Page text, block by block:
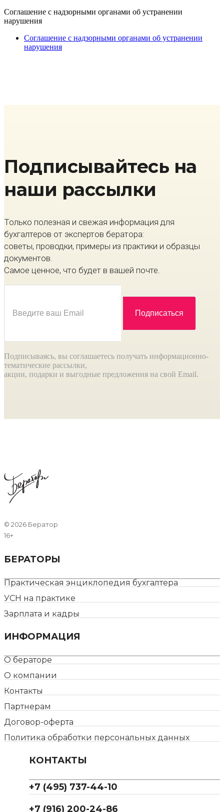
Cоглашение с надзорными органами об устранении
нарушения
Cоглашение с надзорными органами об устранении
нарушения
Подписывайтесь на
наши рассылки
Только полезная и свежая информация для
бухгалтеров от экспертов бератора:
советы, проводки, примеры из практики и образцы
документов.
Самое ценное, что будет в вашей почте.
Подписываясь, вы соглашаетесь получать информационно-
тематические рассылки,
акции, подарки и выгодные предложения на свой Email.
© 2026 Бератор
16+
БЕРАТОРЫ
Практическая энциклопедия бухгалтера
УСН на практике
Зарплата и кадры
ИНФОРМАЦИЯ
О бераторе
О компании
Контакты
Партнерам
Договор-оферта
Политика обработки персональных данных
КОНТАКТЫ
+7 (495) 737-44-10
+7 (916) 200-24-86